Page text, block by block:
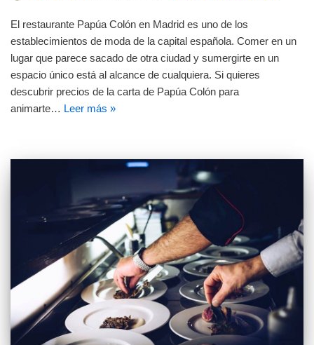
El restaurante Papúa Colón en Madrid es uno de los
establecimientos de moda de la capital española. Comer en un
lugar que parece sacado de otra ciudad y sumergirte en un
espacio único está al alcance de cualquiera. Si quieres
descubrir precios de la carta de Papúa Colón para
animarte… Leer más »